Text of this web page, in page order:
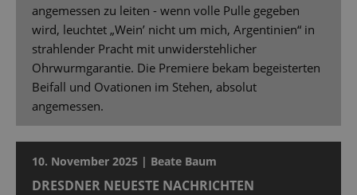
angemessen zu leiten - wenn volle Pulle gegeben
wird, leuchtet „Wein’ nicht um mich, Argentinien“ in
strahlender Pracht mit unwiderstehlicher
Ohrwurmgarantie. Die Premiere bekam begeisterten
Beifall und Ovationen im Stehen, absolut
angemessen.
10. November 2025 | Beate Baum
DRESDNER NEUESTE NACHRICHTEN